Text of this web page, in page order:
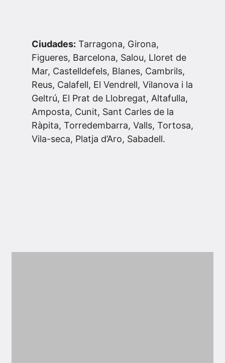
Ciudades: Tarragona, Girona,
Figueres, Barcelona, Salou, Lloret de
Mar, Castelldefels, Blanes, Cambrils,
Reus, Calafell, El Vendrell, Vilanova i la
Geltrú, El Prat de Llobregat, Altafulla,
Amposta, Cunit, Sant Carles de la
Ràpita, Torredembarra, Valls, Tortosa,
Vila-seca, Platja d’Aro, Sabadell.